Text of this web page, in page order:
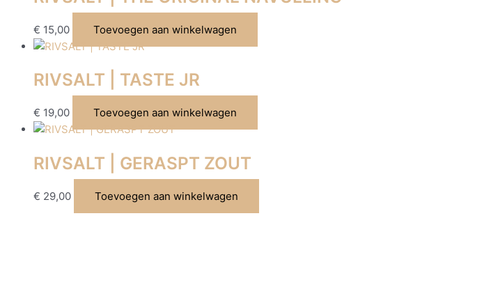
€ 15,00 Toevoegen aan winkelwagen
RIVSALT | TASTE JR
€ 19,00 Toevoegen aan winkelwagen
RIVSALT | GERASPT ZOUT
€ 29,00 Toevoegen aan winkelwagen